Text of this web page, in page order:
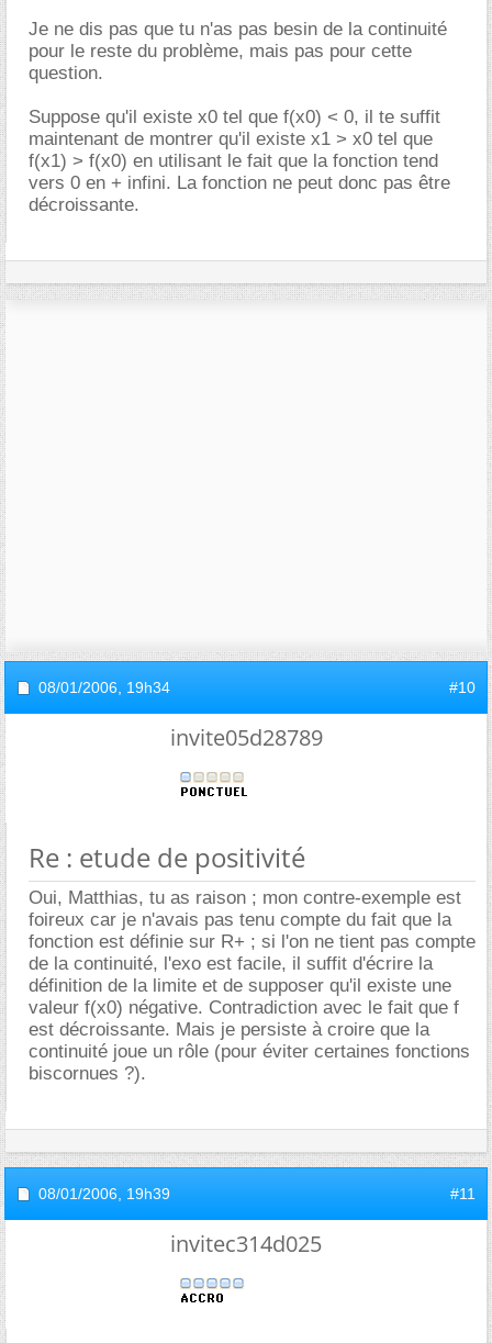
Je ne dis pas que tu n'as pas besin de la continuité
pour le reste du problème, mais pas pour cette
question.
Suppose qu'il existe x0 tel que f(x0) < 0, il te suffit
maintenant de montrer qu'il existe x1 > x0 tel que
f(x1) > f(x0) en utilisant le fait que la fonction tend
vers 0 en + infini. La fonction ne peut donc pas être
décroissante.
08/01/2006, 19h34 #10
invite05d28789
Re : etude de positivité
Oui, Matthias, tu as raison ; mon contre-exemple est
foireux car je n'avais pas tenu compte du fait que la
fonction est définie sur R+ ; si l'on ne tient pas compte
de la continuité, l'exo est facile, il suffit d'écrire la
définition de la limite et de supposer qu'il existe une
valeur f(x0) négative. Contradiction avec le fait que f
est décroissante. Mais je persiste à croire que la
continuité joue un rôle (pour éviter certaines fonctions
biscornues ?).
08/01/2006, 19h39 #11
invitec314d025